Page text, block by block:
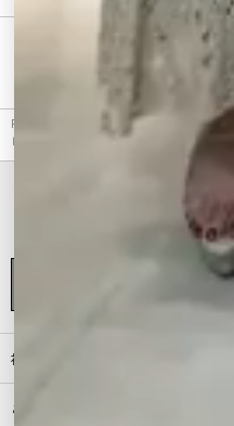
最近チェッ
RESEXXY（リゼクシー）のワンピース、フ
レット商品詳細情報。カラーはブラック、ピ
初めての方へ
ご利用ガイド（Q&A）